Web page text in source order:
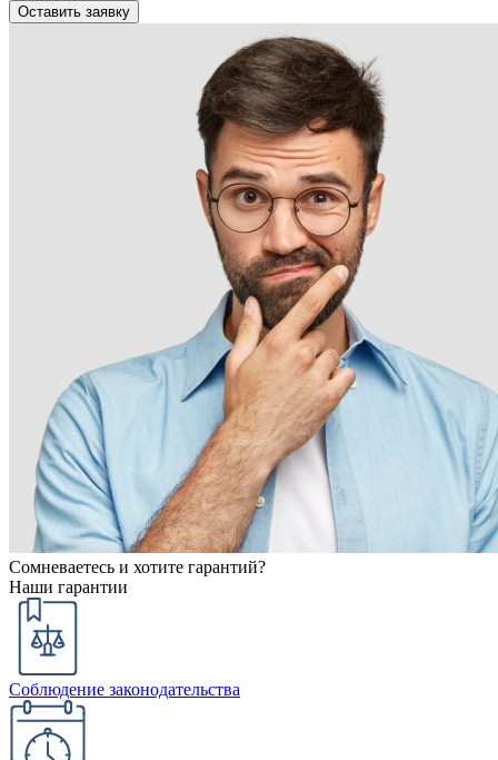
Оставить заявку
Сомневаетесь и хотите гарантий?
Наши гарантии
Соблюдение законодательства